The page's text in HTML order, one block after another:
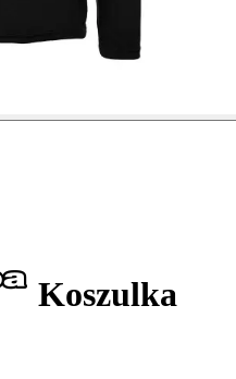
Koszulka